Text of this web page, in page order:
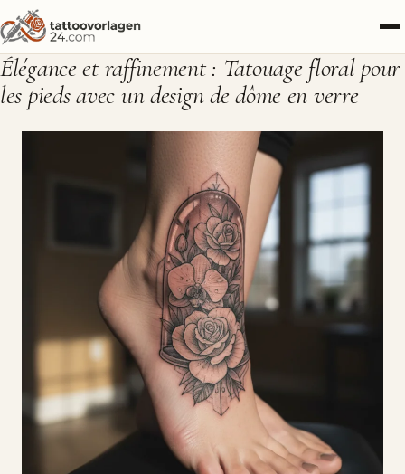
Élégance et raffinement : Tatouage floral pour
les pieds avec un design de dôme en verre